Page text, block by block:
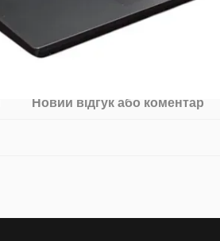
Новий відгук або коментар